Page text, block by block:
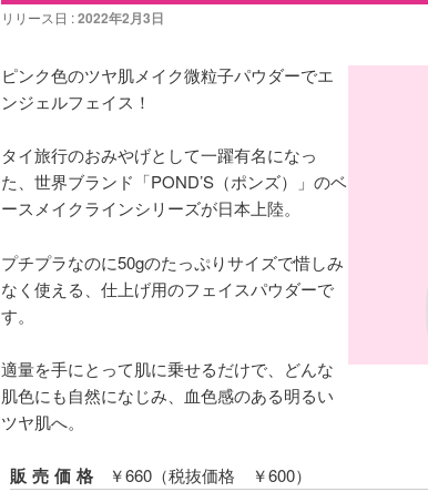
リリース日 :2022年2月3日
ピンク色のツヤ肌メイク微粒子パウダーでエ
ンジェルフェイス！
タイ旅行のおみやげとして一躍有名になっ
た、世界ブランド「POND’S（ポンズ）」のベ
ースメイクラインシリーズが日本上陸。
プチプラなのに50gのたっぷりサイズで惜しみ
なく使える、仕上げ用のフェイスパウダーで
す。
適量を手にとって肌に乗せるだけで、どんな
肌色にも自然になじみ、血色感のある明るい
ツヤ肌へ。
販売価格 ￥660（税抜価格 ￥600）